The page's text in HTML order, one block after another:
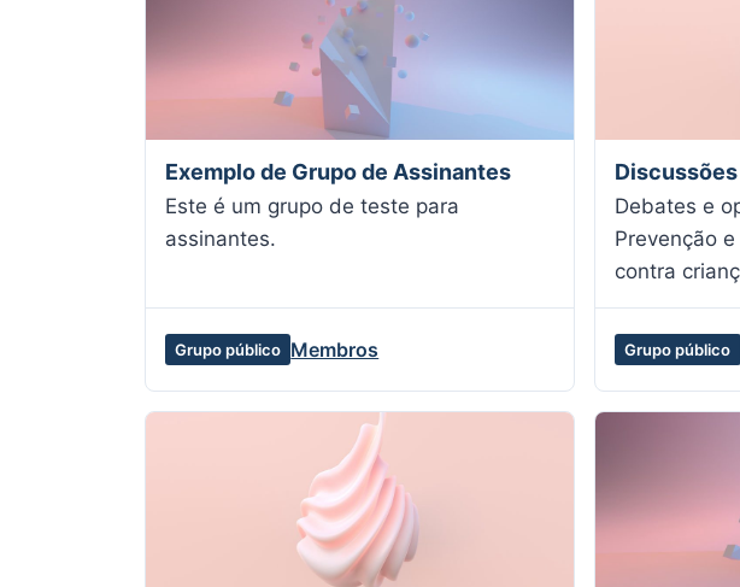
Exemplo de Grupo de Assinantes
Este é um grupo de teste para
assinantes.
Grupo público Membros
Debates e
Prevenção
contra
Grupo público